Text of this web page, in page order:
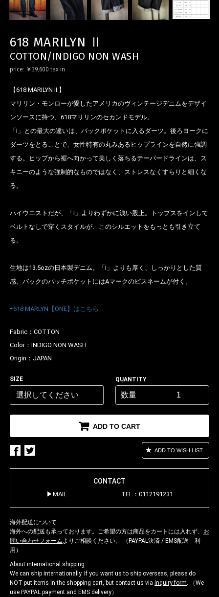
618 MARILYN Ⅱ
COTTON/INDIGO NON WASH
price: ￥39,600 tax in
【618 MARILYN Ⅱ 】
マリリン・モンローが愛したアメリカのヴィンテージデニムをデザイ
ンソースに持つ、618マリリンのセカンドモデル。
「I」との最大の違いは、バックポケットに入るダーツ。後ろヨークに
ダーツをとることで、女性特有の丸みあるヒップラインを自然に強調
する。ヒップから裾へ向かって美しく落ちるテーパードラインは、ス
キニーのような強制的なものではなく、ストレスなくすらりと細くな
る。
ハイウエストだが、「I」よりわずかに浅い股上。トップスをインして
ベルトなしで穿くスタイルが、このシルエットをもっとも引き立て
る。
生地は13.5ozの日本製デニム。「I」よりも厚く、しっかりとした質
感。バックのパッチポケットにはAマークのピスネームが付く。
⇨618 MARLYN【ONE】はこちら
Fabric： COTTON
Color： INDIGO NON WASH
Origin： JAPAN
SIZE QUANTITY
数量
ADD TO CART
お買い物を続ける カートへ進む
ADD TO WISH LIST
CONTACT
MAIL TEL：0112191231
海外配送について
海外への配送も承っております。ご希望の方は商品をカートには入れず、 お
問い合わせフォームよりご相談ください。 （PAYPAL決済 / EMS配送 利
用）
About international shipping
We can ship internationally. If you want us to ship overseas, please do
NOT put items in the shopping cart, but contact us via inquiry form. （We
use PAYPAL payment and EMS delivery）